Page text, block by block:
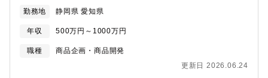
>>【役職】係長、将来的に管理職へとキャリアアップすることが
見、とくにアクセサリー分野における専門的な知識を身につける
ことができます。市場調査・分析から企画立案、商品化まで、企
ーの業務を起点に、車両企画から販売までの一連の流れを理解で
（個々の機種/用品の商品企画業務は別求人「商品企画（機種企
画）」「商品企画（用品）」になります）≪配属部門≫商品企画
本部 商品企画部≪採用背景≫自動車は大変な変革期に差し掛か
っていますが、ヒトが移動のために必要とするもっと安全に、も
識/生活の変化、技術の進化を新商品に盛り込み、売れる商品にす
勤務地 静岡県 愛知県
年収 500万円～1000万円
職種
商品企画・商品開発
更新日 2026.06.24